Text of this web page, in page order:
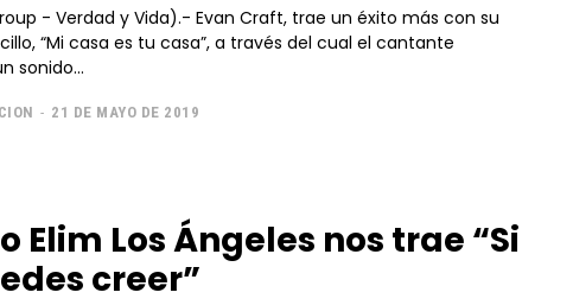
y Vida).- Evan Craft, trae un éxito más con su
“Mi casa es tu casa”, a través del cual el cantante
sonido...
- 21 DE MAYO DE 2019
Elim Los Ángeles nos trae “Si
creer”